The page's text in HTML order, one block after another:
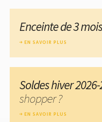
Enceinte de 3 mois
EN SAVOIR PLUS
Soldes hiver
shopper ?
EN SAVOIR PLUS